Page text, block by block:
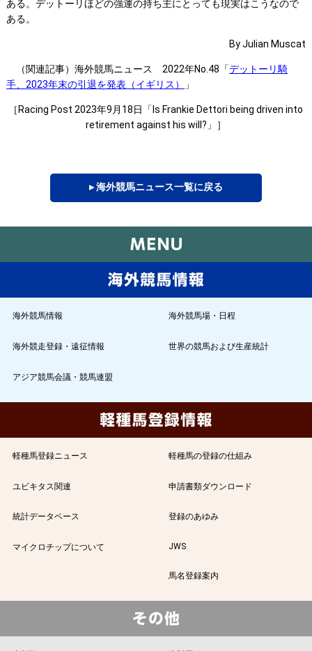
ある。デットーリほどの強運の持ち主にとっても現実はこうなので
ある。
By Julian Muscat
（関連記事）海外競馬ニュース 2022年No.48「デットーリ騎
手、2023年末の引退を発表（イギリス）
」
［Racing Post 2023年9月18日「Is Frankie Dettori being driven into
retirement against his will?」］
▸ 海外競馬ニュース一覧に戻る
海外競馬情報 海外競馬場・日程
海外競走登録・遠征情報 世界の競馬および生産統計
アジア競馬会議・競馬連盟
軽種馬登録ニュース 軽種馬の登録の仕組み
ユビキタス関連 申請書類ダウンロード
統計データベース 登録のあゆみ
マイクロチップについて JWS
馬名登録案内